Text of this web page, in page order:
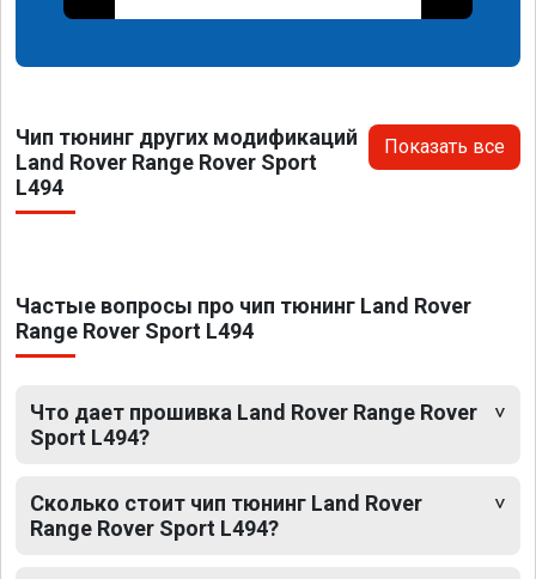
Чип тюнинг других модификаций
Land Rover Range Rover Sport
L494
Показать все
Частые вопросы про чип тюнинг Land Rover
Range Rover Sport L494
Что дает прошивка Land Rover Range Rover
Sport L494?
Сколько стоит чип тюнинг Land Rover
Range Rover Sport L494?